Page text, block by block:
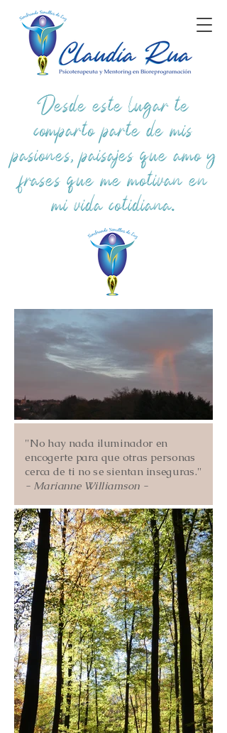
Desde este lugar te
comparto parte de mis
pasiones, paisajes que amo y
frases que me motivan en
mi vida cotidiana.
"No hay nada iluminador en
encogerte para que otras personas
cerca de ti no se sientan inseguras."
- Marianne Williamson -